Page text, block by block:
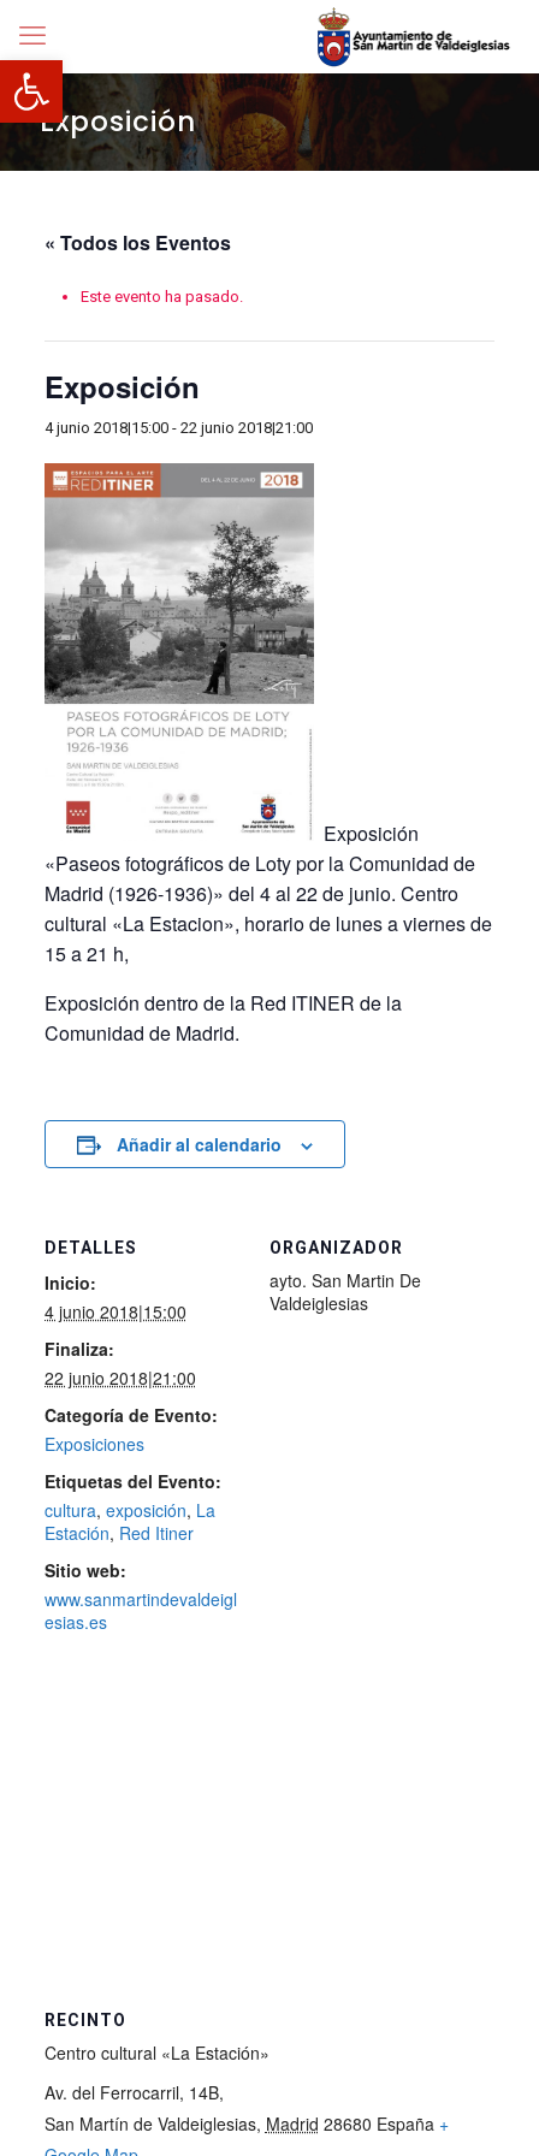
Abrir barra de herramientas
Exposición
« Todos los Eventos
Este evento ha pasado.
Exposición
4 junio 2018|15:00- 22 junio 2018|21:00
Exposición
«Paseos fotográficos de Loty por la Comunidad de
Madrid (1926-1936)» del 4 al 22 de junio. Centro
cultural «La Estacion», horario de lunes a viernes de
15 a 21 h,
Exposición dentro de la Red ITINER de la
Comunidad de Madrid.
Añadir al calendario
DETALLES
Inicio:
4 junio 2018|15:00
Finaliza:
22 junio 2018|21:00
Categoría de Evento:
Exposiciones
Etiquetas del Evento:
cultura, exposición, La
Estación, Red Itiner
Sitio web:
www.sanmartindevaldeigl
esias.es
ORGANIZADOR
ayto. San Martin De
Valdeiglesias
RECINTO
Centro cultural «La Estación»
Av. del Ferrocarril, 14B,
San Martín de Valdeiglesias, Madrid 28680 España +